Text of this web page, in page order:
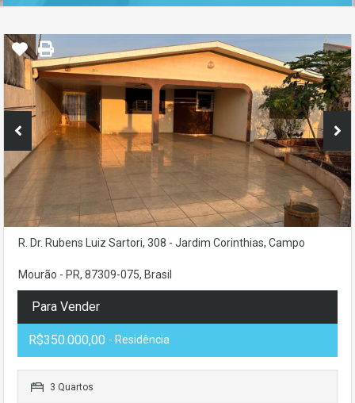
R. Dr. Rubens Luiz Sartori, 308 - Jardim Corinthias, Campo
Mourão - PR, 87309-075, Brasil
Para Vender
R$350.000,00 - Residência
3 Quartos